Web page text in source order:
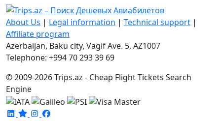
About Us | Legal information | Technical support |
Affiliate program
Azerbaijan, Baku city, Vagif Ave. 5, AZ1007
Telephone: +994 70 293 39 69
© 2009-2026 Trips.az - Cheap Flight Tickets Search
Engine